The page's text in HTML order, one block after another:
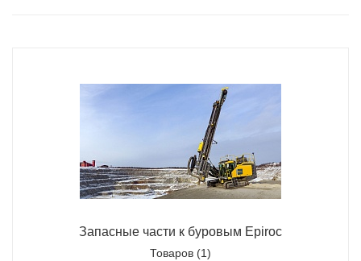
Запасные части к буровым Epiroc
Товаров (1)